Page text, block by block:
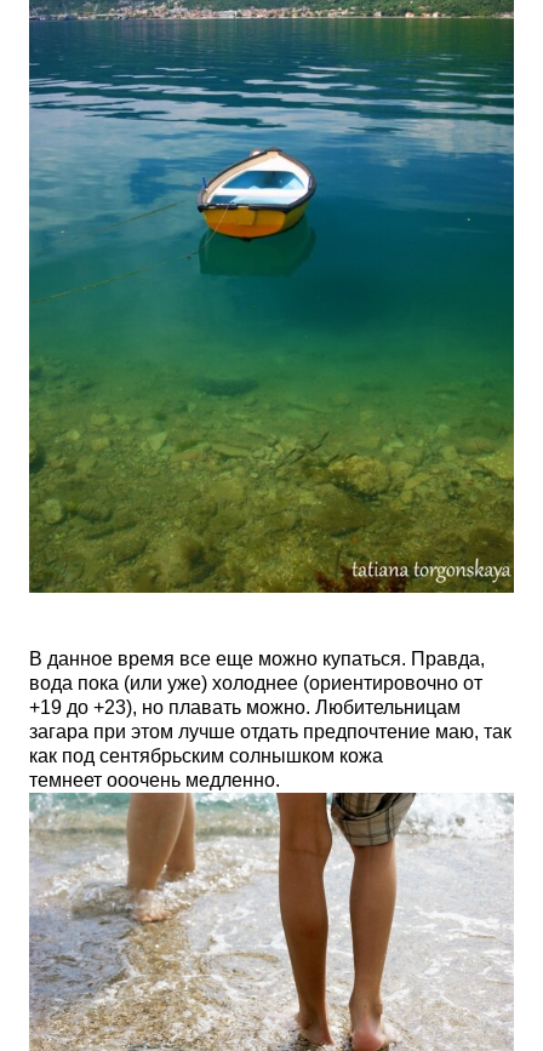
В данное время все еще можно купаться. Правда,
вода пока (или уже) холоднее (ориентировочно от
+19 до +23), но плавать можно. Любительницам
загара при этом лучше отдать предпочтение маю, так
как под сентябрьским солнышком кожа
темнеет ооочень медленно.